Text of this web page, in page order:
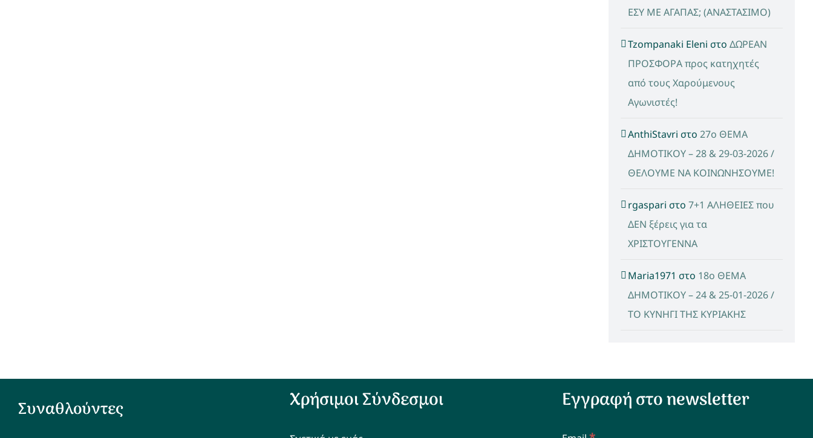
ΕΣΥ ΜΕ ΑΓΑΠΑΣ; (ΑΝΑΣΤΑΣΙΜΟ)
Tzompanaki Eleni στο ΔΩΡΕΑΝ
ΠΡΟΣΦΟΡΑ προς κατηχητές
από τους Χαρούμενους
Αγωνιστές!
AnthiStavri στο 27ο ΘΕΜΑ
ΔΗΜΟΤΙΚΟΥ – 28 & 29-03-2026 /
ΘΕΛΟΥΜΕ ΝΑ ΚΟΙΝΩΝΗΣΟΥΜΕ!
rgaspari στο 7+1 ΑΛΗΘΕΙΕΣ που
ΔΕΝ ξέρεις για τα
ΧΡΙΣΤΟΥΓΕΝΝΑ
Maria1971 στο 18ο ΘΕΜΑ
ΔΗΜΟΤΙΚΟΥ – 24 & 25-01-2026 /
ΤΟ ΚΥΝΗΓΙ ΤΗΣ ΚΥΡΙΑΚΗΣ
Συναθλούντες Χρήσιμοι Σύνδεσμοι Εγγραφή στο newsletter